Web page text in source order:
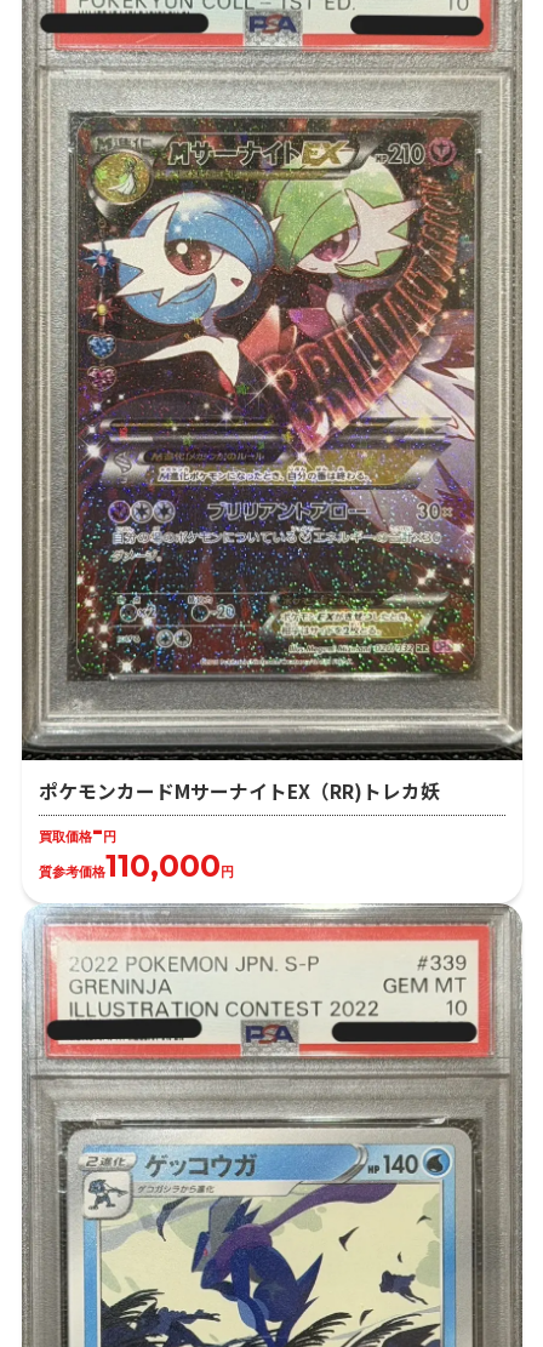
ポケモンカードMサーナイトEX（RR)トレカ妖
買取価格- 円
質参考価格110,000 円